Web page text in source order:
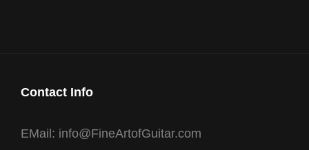
Contact Info
EMail: info@FineArtofGuitar.com